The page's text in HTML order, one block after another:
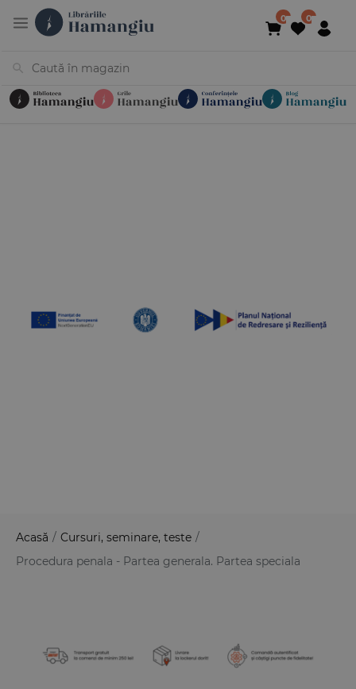
Acasă / Cursuri, seminare, teste /
Procedura penala - Partea generala. Partea speciala